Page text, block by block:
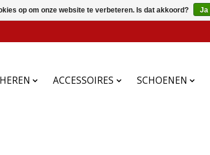
HEREN ACCESSOIRES SCHOENEN
op om onze website te verbeteren. Is dat akkoord? Ja